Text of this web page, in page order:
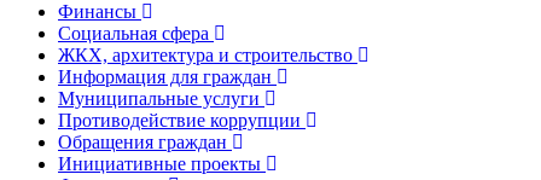
Финансы
Социальная сфера
ЖКХ, архитектура и строительство
Информация для граждан
Муниципальные услуги
Противодействие коррупции
Обращения граждан
Инициативные проекты